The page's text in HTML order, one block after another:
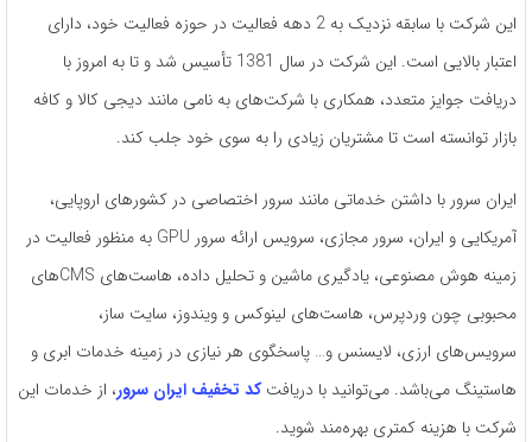
این شرکت با سابقه نزدیک به 2 دهه فعالیت در حوزه فعالیت خود، دارای
اعتبار بالایی است. این شرکت در سال 1381 تأسیس شد و تا به امروز با
دریافت جوایز متعدد، همکاری با شرکت‌های به نامی مانند دیجی کالا و کافه
بازار توانسته است تا مشتریان زیادی را به سوی خود جلب کند.
ایران سرور با داشتن خدماتی مانند سرور اختصاصی در کشورهای اروپایی،
آمریکایی و ایران، سرور مجازی، سرویس ارائه سرور GPU به منظور فعالیت در
زمینه هوش مصنوعی، یادگیری ماشین و تحلیل داده، هاست‌های CMS‌های
محبوبی چون وردپرس، هاست‌های لینوکس و ویندوز، سایت ساز،
سرویس‌های ارزی، لایسنس و… پاسخگوی هر نیازی در زمینه خدمات ابری و
هاستینگ می‌باشد. می‌توانید با دریافتکد تخفیف ایران سرور، از خدمات این
شرکت با هزینه کمتری بهره‌مند شوید.